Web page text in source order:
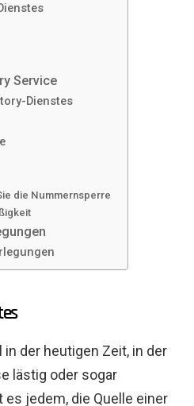
Service
Dienstes
die Nummernsperre
der heutigen Zeit, in der
lästig oder sogar
jedem, die Quelle einer